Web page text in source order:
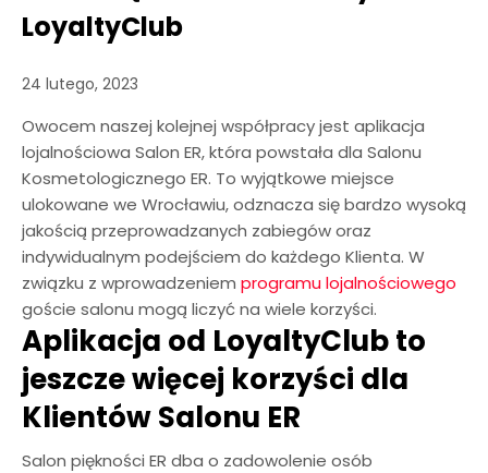
LoyaltyClub
24 lutego, 2023
Owocem naszej kolejnej współpracy jest aplikacja
lojalnościowa Salon ER, która powstała dla Salonu
Kosmetologicznego ER. To wyjątkowe miejsce
ulokowane we Wrocławiu, odznacza się bardzo wysoką
jakością przeprowadzanych zabiegów oraz
indywidualnym podejściem do każdego Klienta. W
związku z wprowadzeniem programu lojalnościowego
goście salonu mogą liczyć na wiele korzyści.
Aplikacja od LoyaltyClub to
jeszcze więcej korzyści dla
Klientów Salonu ER
Salon piękności ER dba o zadowolenie osób